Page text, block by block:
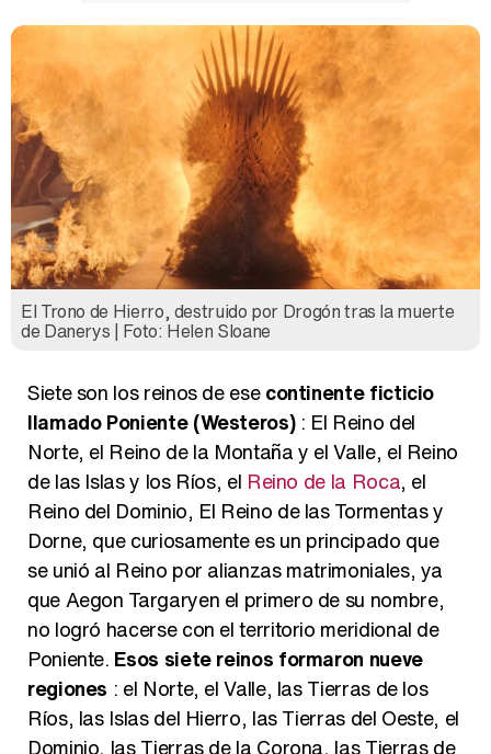
El Trono de Hierro, destruido por Drogón tras la muerte
de Danerys | Foto: Helen Sloane
Siete son los reinos de esecontinente ficticio
llamado Poniente (Westeros): El Reino del
Norte, el Reino de la Montaña y el Valle, el Reino
de las Islas y los Ríos, el Reino de la Roca, el
Reino del Dominio, El Reino de las Tormentas y
Dorne, que curiosamente es un principado que
se unió al Reino por alianzas matrimoniales, ya
que Aegon Targaryen el primero de su nombre,
no logró hacerse con el territorio meridional de
Poniente. Esos siete reinos formaron nueve
regiones : el Norte, el Valle, las Tierras de los
Ríos, las Islas del Hierro, las Tierras del Oeste, el
Dominio, las Tierras de la Corona, las Tierras de